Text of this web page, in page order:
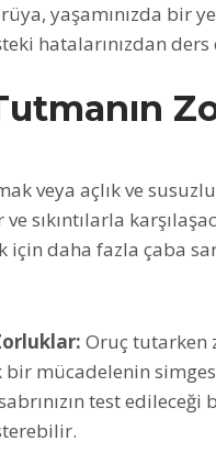
yaşamınızda bir
hatalarınızdan
veya açlık ve
sıkıntılarla
için daha fazla çaba
Oruç tutarken
mücadelenin
test